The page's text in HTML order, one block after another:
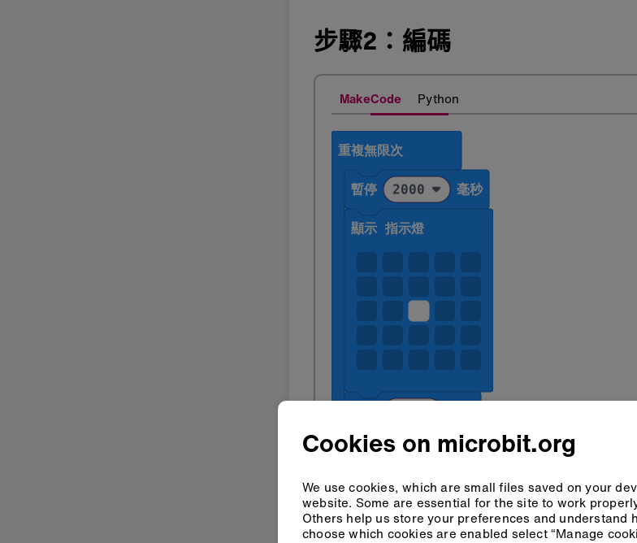
步驟2：編碼
MakeCode Python
Cookies on microbit.org
We use cookies, which are small files saved on your
website. Some are essential for the site to work
Others help us store your preferences and understand
choose which cookies are enabled select “Manage